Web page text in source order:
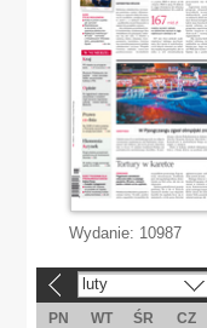
Wydanie: 10987
luty
PN WT ŚR CZ